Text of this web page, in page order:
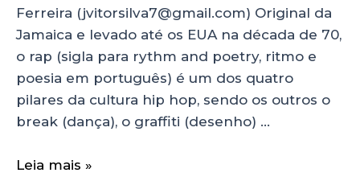
Ferreira (jvitorsilva7@gmail.com) Original da
Jamaica e levado até os EUA na década de 70,
o rap (sigla para rythm and poetry, ritmo e
poesia em português) é um dos quatro
pilares da cultura hip hop, sendo os outros o
break (dança), o graffiti (desenho) …
Leia mais »